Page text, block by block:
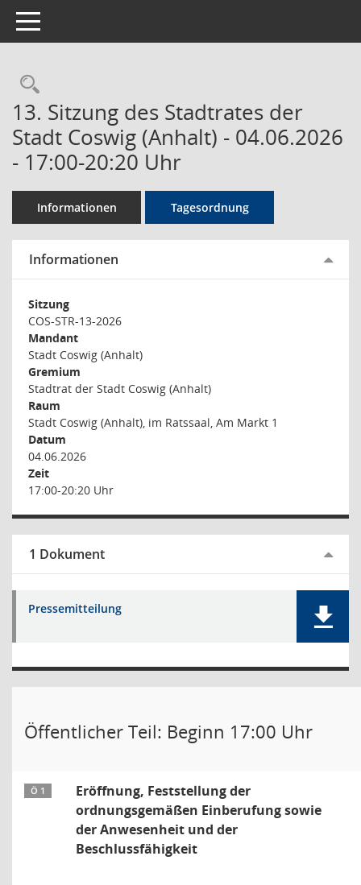
Toggle navigation
Rechercheauswahl
13. Sitzung des Stadtrates der
Stadt Coswig (Anhalt) - 04.06.2026
- 17:00-20:20 Uhr
Informationen Tagesordnung
Informationen
Sitzung
COS-STR-13-2026
Mandant
Stadt Coswig (Anhalt)
Gremium
Stadtrat der Stadt Coswig (Anhalt)
Raum
Stadt Coswig (Anhalt), im Ratssaal, Am Markt 1
Datum
04.06.2026
Zeit
17:00-20:20 Uhr
1 Dokument
Pressemitteilung
Öffentlicher Teil: Beginn 17:00 Uhr
Ö 1
Eröffnung, Feststellung der
ordnungsgemäßen Einberufung sowie
der Anwesenheit und der
Beschlussfähigkeit